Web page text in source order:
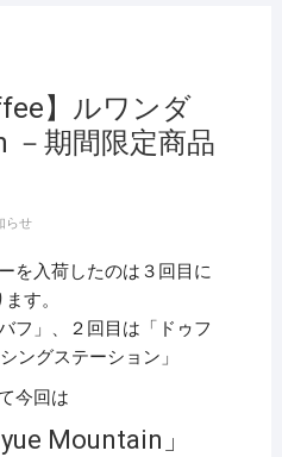
】ルワンダ
－期間限定商品
らせ
を入荷したのは３回目に
す。
フ」、２回目は「ドゥフ
ングステーション」
今回は
Mountain」